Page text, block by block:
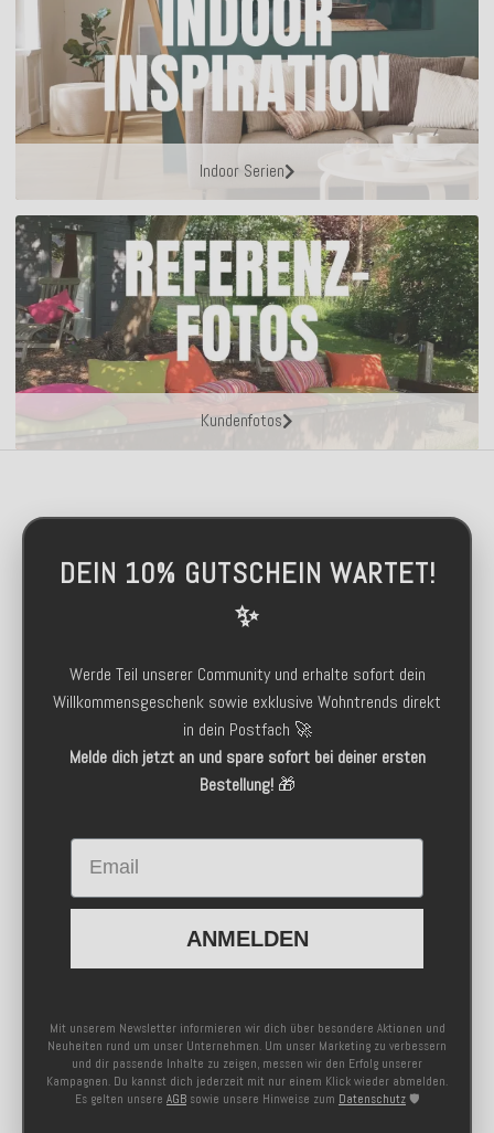
Indoor Serien
Kundenfotos
DEIN 10% GUTSCHEIN WARTET!
✨
Werde Teil unserer Community und erhalte sofort dein
Willkommensgeschenk sowie exklusive Wohntrends direkt
in dein Postfach 🚀
Melde dich jetzt an und spare sofort bei deiner ersten
Bestellung!🎁
Email
ANMELDEN
Mit unserem Newsletter informieren wir dich über besondere Aktionen und
Neuheiten rund um unser Unternehmen. Um unser Marketing zu verbessern
und dir passende Inhalte zu zeigen, messen wir den Erfolg unserer
Kampagnen. Du kannst dich jederzeit mit nur einem Klick wieder abmelden.
Es gelten unsere AGB sowie unsere Hinweise zum Datenschutz 🛡️